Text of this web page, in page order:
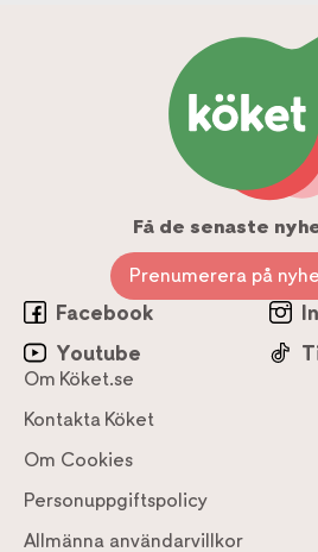
Få de senaste
Prenumerera på
Facebook
Youtube
Om Köket.se
Kontakta Köket
Om Cookies
Personuppgiftspolicy
Allmänna användarvillkor